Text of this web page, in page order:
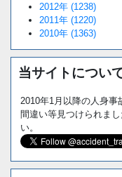
2012年 (1238)
2011年 (1220)
2010年 (1363)
当サイトについ
2010年1月以降の人身事
間違い等見つけられま
い。